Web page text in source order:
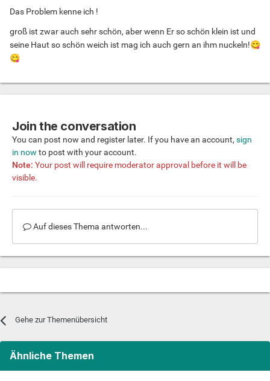
Das Problem kenne ich !
groß ist zwar auch sehr schön, aber wenn Er so schön klein ist und
seine Haut so schön weich ist mag ich auch gern an ihm nuckeln!😋
😋
Join the conversation
You can post now and register later. If you have an account, sign
in now to post with your account.
Note: Your post will require moderator approval before it will be
visible.
Auf dieses Thema antworten...
Gehe zur Themenübersicht
Ähnliche Themen